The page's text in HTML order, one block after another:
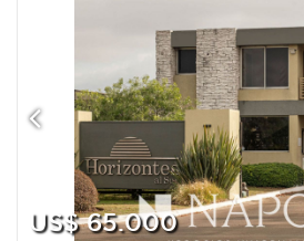
US$ 65.000